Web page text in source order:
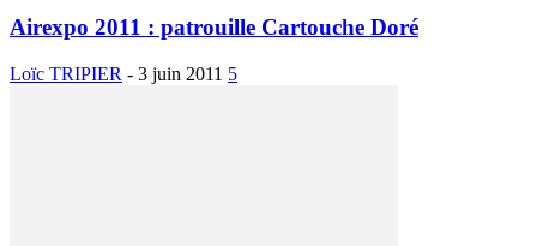
Airexpo 2011 : patrouille Cartouche Doré
Loïc TRIPIER - 3 juin 2011 5